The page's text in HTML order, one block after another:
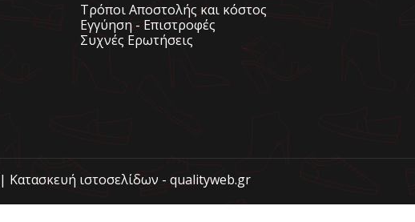
Τρόποι Αποστολής και κόστος
Εγγύηση - Επιστροφές
Συχνές Ερωτήσεις
ιστοσελίδων - qualityweb.gr